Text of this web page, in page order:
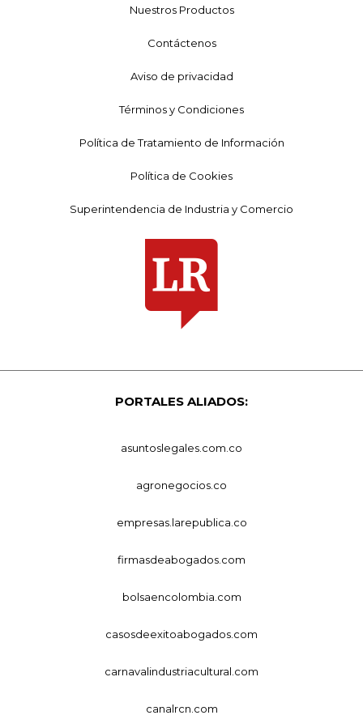
Nuestros Productos
Contáctenos
Aviso de privacidad
Términos y Condiciones
Política de Tratamiento de Información
Política de Cookies
Superintendencia de Industria y Comercio
PORTALES ALIADOS:
asuntoslegales.com.co
agronegocios.co
empresas.larepublica.co
firmasdeabogados.com
bolsaencolombia.com
casosdeexitoabogados.com
carnavalindustriacultural.com
canalrcn.com